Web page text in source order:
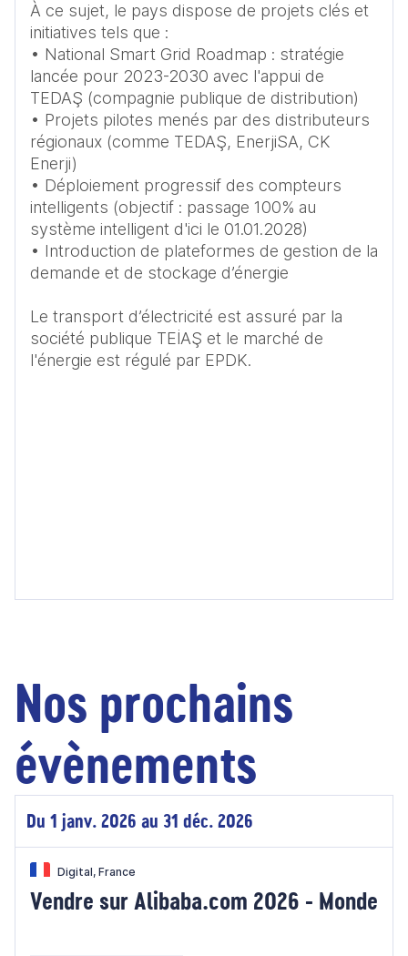
À ce sujet, le pays dispose de projets clés et
initiatives tels que :
• National Smart Grid Roadmap : stratégie
lancée pour 2023-2030 avec l'appui de
TEDAŞ (compagnie publique de distribution)
• Projets pilotes menés par des distributeurs
régionaux (comme TEDAŞ, EnerjiSA, CK
Enerji)
• Déploiement progressif des compteurs
intelligents (objectif : passage 100% au
système intelligent d'ici le 01.01.2028)
• Introduction de plateformes de gestion de la
demande et de stockage d’énergie
Le transport d’électricité est assuré par la
société publique TEİAŞ et le marché de
l'énergie est régulé par EPDK.
Nos prochains
évènements
Du 1 janv. 2026 au 31 déc. 2026
Digital, France
Vendre sur Alibaba.com 2026 - Monde